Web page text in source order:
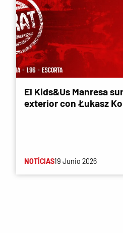
El Kids&Us Manresa
exterior con Łukasz
NOTÍCIAS19 Junio 2026